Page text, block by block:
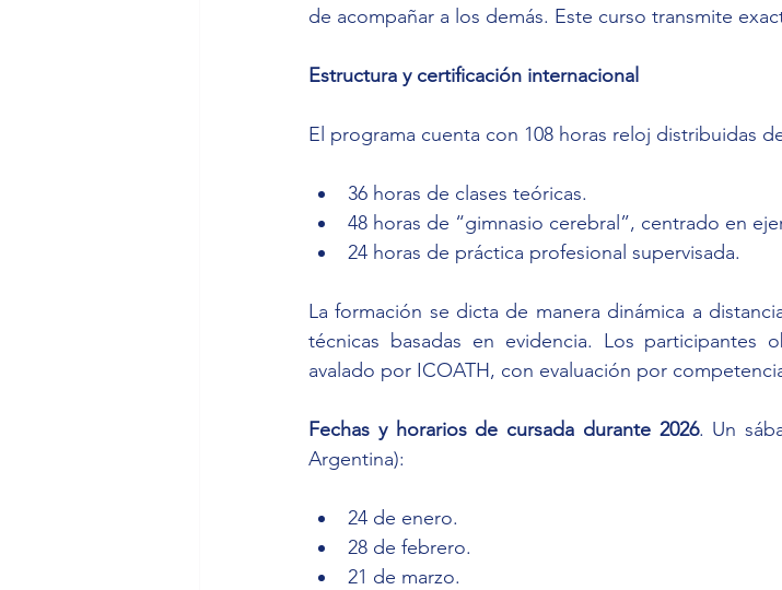
de acompañar a los demás. Este curso transmite
Estructura y certificación internacional
El programa cuenta con 108 horas reloj distribuidas
36 horas de clases teóricas.
48 horas de “gimnasio cerebral”, centrado en
24 horas de práctica profesional supervisada.
La formación se dicta de manera dinámica a
técnicas basadas en evidencia. Los participantes
avalado por ICOATH, con evaluación por
Fechas y horarios de cursada durante 2026. Un
Argentina):
24 de enero.
28 de febrero.
21 de marzo.